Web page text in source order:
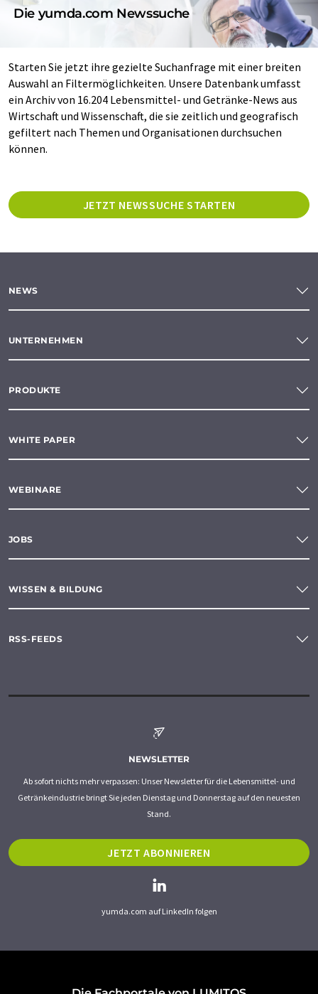
Die yumda.com Newssuche
Starten Sie jetzt ihre gezielte Suchanfrage mit einer breiten
Auswahl an Filtermöglichkeiten. Unsere Datenbank umfasst
ein Archiv von 16.204 Lebensmittel- und Getränke-News aus
Wirtschaft und Wissenschaft, die sie zeitlich und geografisch
gefiltert nach Themen und Organisationen durchsuchen
können.
JETZT NEWSSUCHE STARTEN
NEWS
UNTERNEHMEN
PRODUKTE
WHITE PAPER
WEBINARE
JOBS
WISSEN & BILDUNG
RSS-FEEDS
NEWSLETTER
Ab sofort nichts mehr verpassen: Unser Newsletter für die Lebensmittel- und
Getränkeindustrie bringt Sie jeden Dienstag und Donnerstag auf den neuesten
Stand.
JETZT ABONNIEREN
yumda.com auf LinkedIn folgen